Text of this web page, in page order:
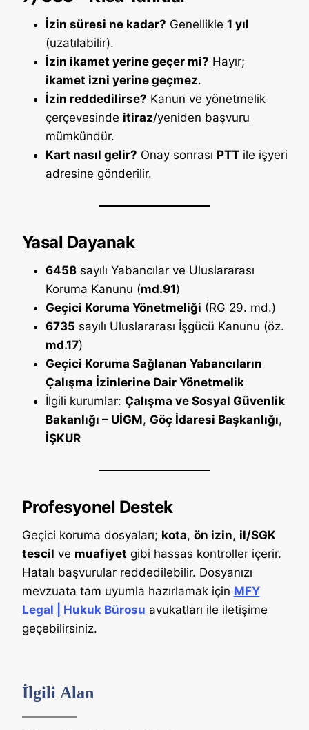
İzin süresi ne kadar? Genellikle 1 yıl
(uzatılabilir).
İzin ikamet yerine geçer mi? Hayır;
ikamet izni yerine geçmez.
İzin reddedilirse? Kanun ve yönetmelik
çerçevesinde itiraz/yeniden başvuru
mümkündür.
Kart nasıl gelir? Onay sonrası PTTile işyeri
adresine gönderilir.
Yasal Dayanak
6458sayılı Yabancılar ve Uluslararası
Koruma Kanunu (md.91)
Geçici Koruma Yönetmeliği (RG 29. md.)
6735 sayılı Uluslararası İşgücü Kanunu (öz.
md.17)
Geçici Koruma Sağlanan Yabancıların
Çalışma İzinlerine Dair Yönetmelik
İlgili kurumlar: Çalışma ve Sosyal Güvenlik
Bakanlığı – UİGM, Göç İdaresi Başkanlığı,
İŞKUR
Profesyonel Destek
Geçici koruma dosyaları; kota, ön izin, il/SGK
tescil ve muafiyet gibi hassas kontroller içerir.
Hatalı başvurular reddedilebilir. Dosyanızı
mevzuata tam uyumla hazırlamak için MFY
Legal | Hukuk Bürosu avukatları ile iletişime
geçebilirsiniz.
İlgili Alan